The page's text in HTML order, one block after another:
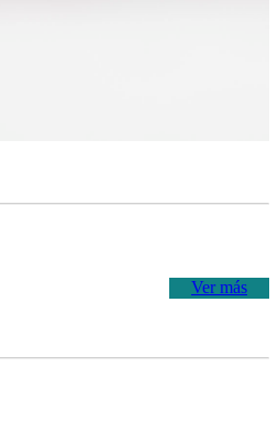
Ver más